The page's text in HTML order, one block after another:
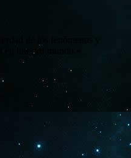
de los fenómenos y
nuestro mundo.»